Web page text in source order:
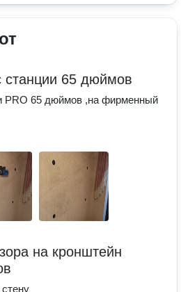
станции 65 дюймов
PRO 65 дюймов ,на фирменный
на кронштейн